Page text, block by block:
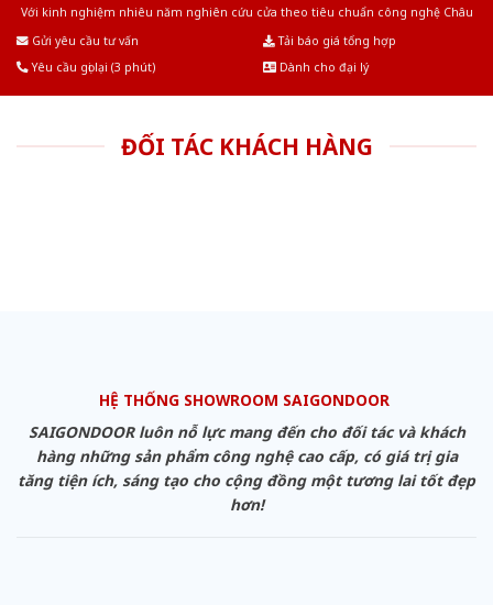
Với kinh nghiệm nhiêu năm nghiên cứu cửa theo tiêu chuẩn công nghệ Châu
Gửi yêu cầu tư vấn
Tải báo giá tổng hợp
Yêu cầu gọi lại (3 phút)
Dành cho đại lý
ĐỐI TÁC KHÁCH HÀNG
HỆ THỐNG SHOWROOM SAIGONDOOR
SAIGONDOOR luôn nỗ lực mang đến cho đối tác và khách
hàng những sản phẩm công nghệ cao cấp, có giá trị gia
tăng tiện ích, sáng tạo cho cộng đồng một tương lai tốt đẹp
hơn!